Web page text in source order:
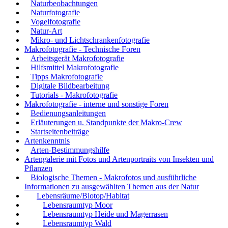
Naturbeobachtungen
Naturfotografie
Vogelfotografie
Natur-Art
Mikro- und Lichtschrankenfotografie
Makrofotografie - Technische Foren
Arbeitsgerät Makrofotografie
Hilfsmittel Makrofotografie
Tipps Makrofotografie
Digitale Bildbearbeitung
Tutorials - Makrofotografie
Makrofotografie - interne und sonstige Foren
Bedienungsanleitungen
Erläuterungen u. Standpunkte der Makro-Crew
Startseitenbeiträge
Artenkenntnis
Arten-Bestimmungshilfe
Artengalerie mit Fotos und Artenportraits von Insekten und
Pflanzen
Biologische Themen - Makrofotos und ausführliche
Informationen zu ausgewählten Themen aus der Natur
Lebensräume/Biotop/Habitat
Lebensraumtyp Moor
Lebensraumtyp Heide und Magerrasen
Lebensraumtyp Wald